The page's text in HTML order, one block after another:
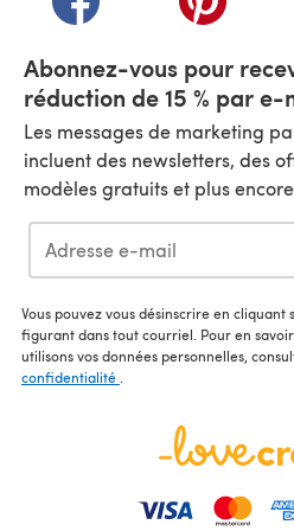
Abonnez-vous pour
réduction de 15 % par e-
Les messages de marketing
incluent des newsletters, des
modèles gratuits et plus
Vous pouvez vous désinscrire en cliquant
figurant dans tout courriel. Pour en
utilisons vos données personnelles,
confidentialité